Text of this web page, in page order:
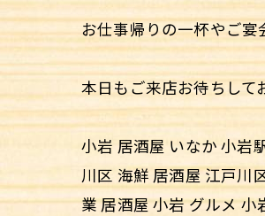
お仕事帰りの一杯やご
本日もご来店お待ちして
小岩 居酒屋 いなか 小岩
川区 海鮮 居酒屋 江戸川
業 居酒屋 小岩 グルメ